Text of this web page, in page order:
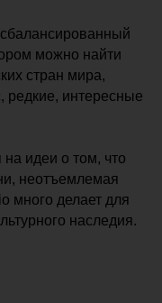
можно найти
стран мира,
редкие, интересные
идеи о том, что
неотъемлемая
много делает для
наследия.